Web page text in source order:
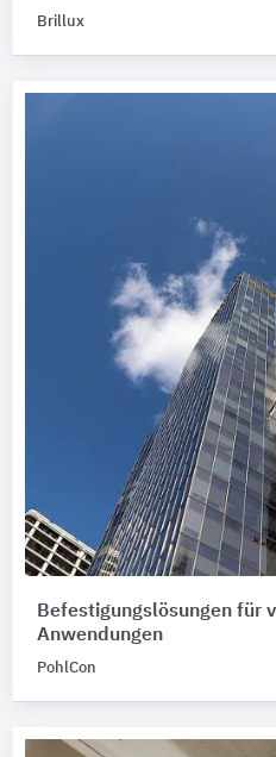
Brillux
Befestigungslösungen für
Anwendungen
PohlCon